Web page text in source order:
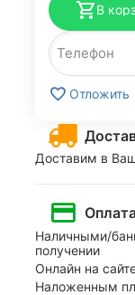
В
Отложить
Доставим в
Наличными/
получении
Онлайн на
Наложенным